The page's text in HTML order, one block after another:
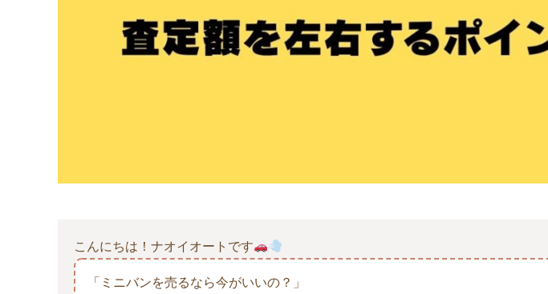
こんにちは！ナオイオートです
「ミニバンを売るなら今がいいの？」